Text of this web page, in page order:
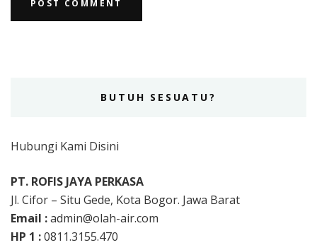
BUTUH SESUATU?
Hubungi Kami Disini
PT. ROFIS JAYA PERKASA
Jl. Cifor – Situ Gede, Kota Bogor. Jawa Barat
Email :admin@olah-air.com
HP 1 :0811.3155.470